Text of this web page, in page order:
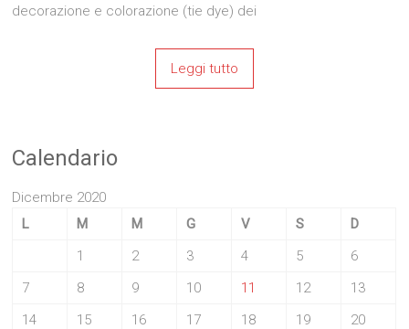
decorazione e colorazione (tie dye) dei
Leggi tutto
Calendario
Dicembre 2020
L
M M G V S
D
1
2 3 4 5
6
7
8 9 10 11 12
13
14
15 16 17 18 19
20